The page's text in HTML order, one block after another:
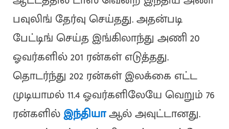
பவுலிங் தேர்வு செய்தது. அதன்படி
பேட்டிங் செய்த இங்கிலாந்து அணி 20
ஓவர்களில் 201 ரன்கள் எடுத்தது.
தொடர்ந்து 202 ரன்கள் இலக்கை எட்ட
முடியாமல் 11.4 ஓவர்களிலேயே வெறும் 76
ரன்களில்இந்தியாஆல் அவுட்டானது.